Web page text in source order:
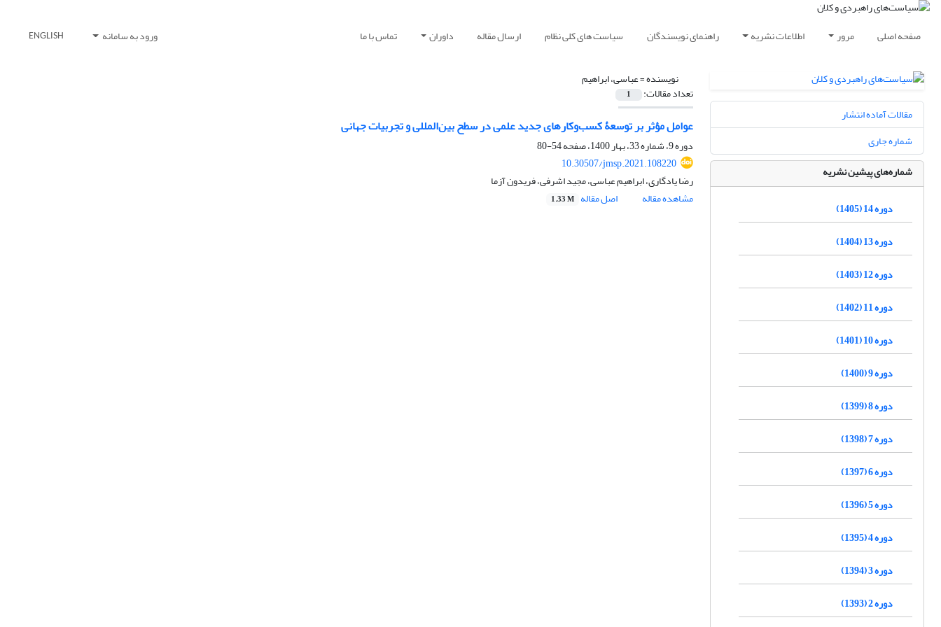
صفحه اصلی مرور اطلاعات نشریه راهنمای نویسندگان سیاست های کلی نظام ارسال مقاله داوران تماس با ما ورود به سامانه ENGLISH
نویسنده =عباسی، ابراهیم
تعداد مقالات: 1
عوامل مؤثر بر توسعۀ کسب‌‌وکارهای جدید علمی در سطح بین‌المللی و تجربیات جهانی
دوره 9، شماره 33، بهار 1400، صفحه
54-80
10.30507/jmsp.2021.108220
رضا یادگاری، ابراهیم عباسی، مجید اشرفی، فریدون آزما
مشاهده مقاله
اصل مقاله 1.33 M
مقالات آماده انتشار
شماره جاری
شماره‌های پیشین نشریه
دوره 14 (1405)
دوره 13 (1404)
دوره 12 (1403)
دوره 11 (1402)
دوره 10 (1401)
دوره 9 (1400)
دوره 8 (1399)
دوره 7 (1398)
دوره 6 (1397)
دوره 5 (1396)
دوره 4 (1395)
دوره 3 (1394)
دوره 2 (1393)